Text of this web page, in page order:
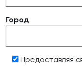
Город
Предоставляя